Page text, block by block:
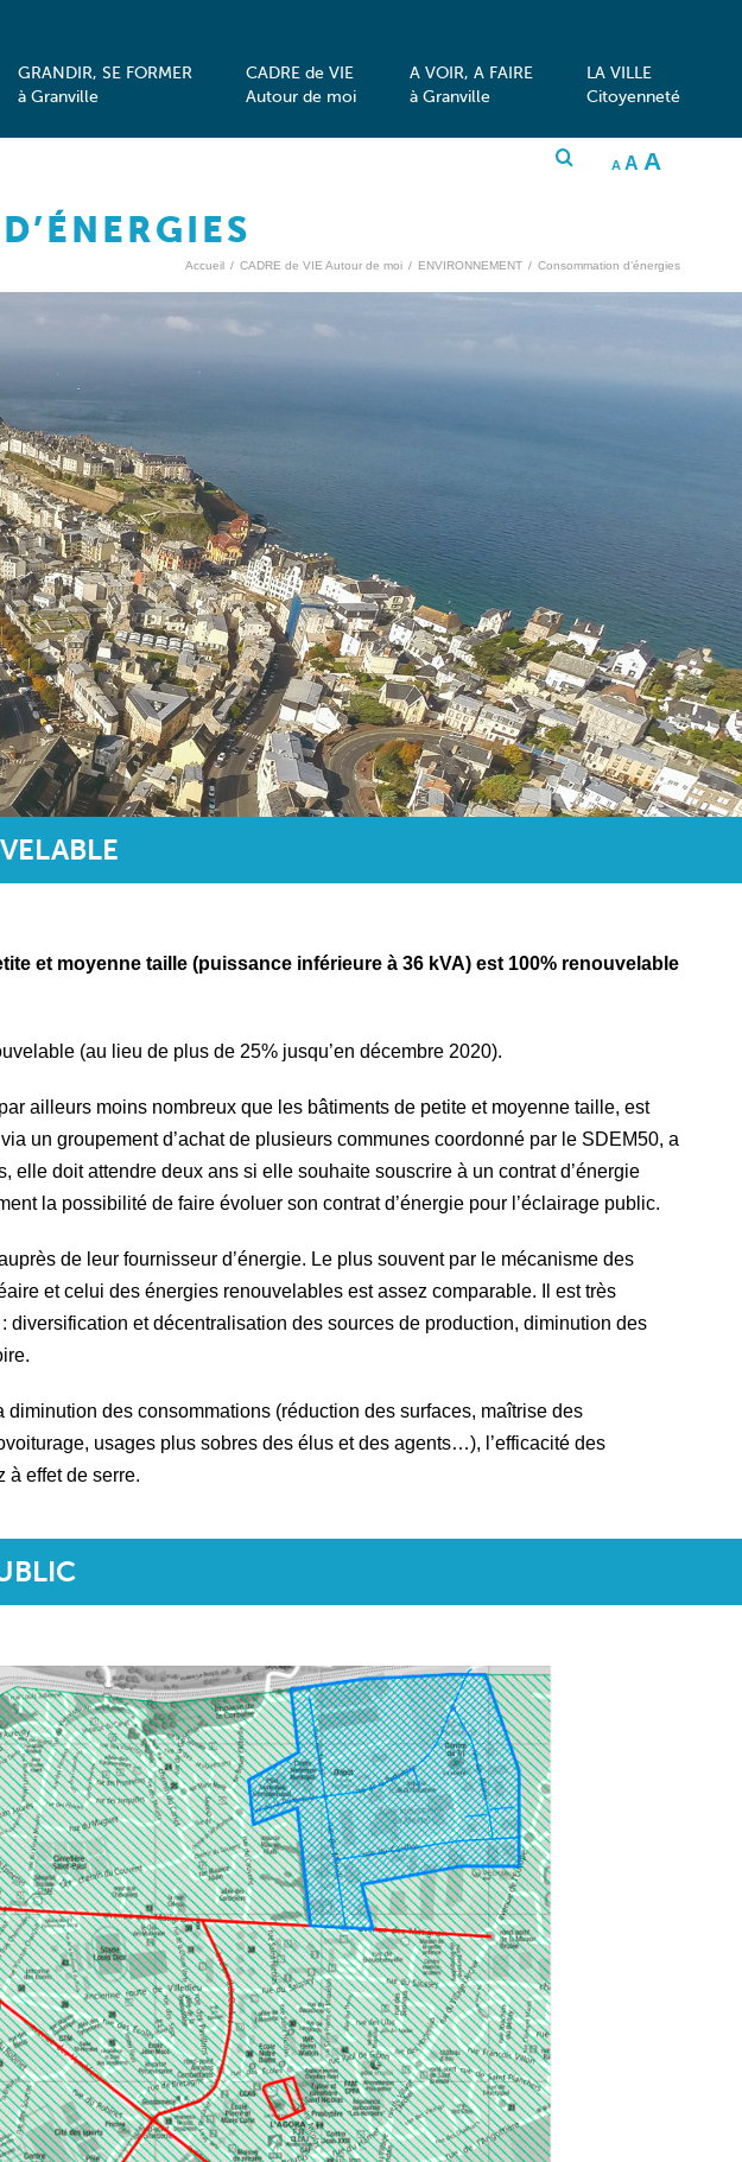
GRANDIR, SE FORMER
à Granville
CADRE de VIE
Autour de moi
A VOIR, A FAIRE
à Granville
LA VILLE
Citoyenneté
A DECREASE
FONT
A RESET
FONT
SIZE.
AFONT
SIZE.
Accueil / CADRE de VIE Autour de moi / ENVIRONNEMENT / Consommation d’énergies
et moyenne taille (puissance inférieure à 36 kVA) est 100% renouvelable
(au lieu de plus de 25% jusqu’en décembre 2020).
ailleurs moins nombreux que les bâtiments de petite et moyenne taille, est
un groupement d’achat de plusieurs communes coordonné par le SDEM50, a
doit attendre deux ans si elle souhaite souscrire à un contrat d’énergie
la possibilité de faire évoluer son contrat d’énergie pour l’éclairage public.
de leur fournisseur d’énergie. Le plus souvent par le mécanisme des
et celui des énergies renouvelables est assez comparable. Il est très
et décentralisation des sources de production, diminution des
des consommations (réduction des surfaces, maîtrise des
usages plus sobres des élus et des agents…), l’efficacité des
effet de serre.